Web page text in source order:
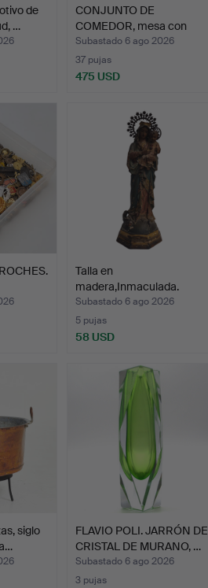
de
…
CONJUNTO DE
COMEDOR, mesa con
sillas, 7 pi…
Subastado 6 ago 2026
37 pujas
475 USD
Talla en
madera,Inmaculada.
Subastado 6 ago 2026
5 pujas
58 USD
siglo
FLAVIO POLI. JARRÓN DE
CRISTAL DE MURANO, …
Subastado 6 ago 2026
3 pujas